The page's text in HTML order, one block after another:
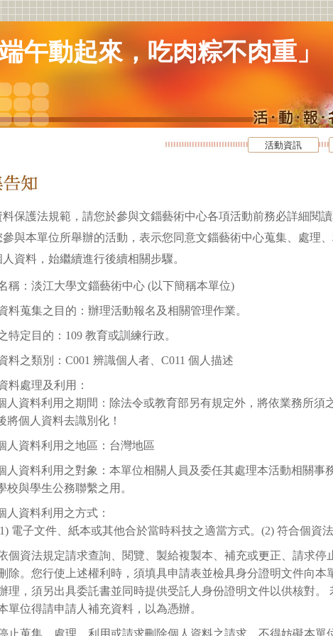
端午動起來，吃肉粽不肉重」
活動資訊
保護法規範，請您於參與文錙藝術中心各項活動前務必詳細閱
與本單位所舉辦的活動，表示您同意文錙藝術中心蒐集、處理
資料，始繼續進行後續相關步驟。
稱：淡江大學文錙藝術中心 (以下簡稱本單位)
料蒐集之目的：辦理活動報名及相關管理作業。
特定目的：109 教育或訓練行政。
料之類別：C001 辨識個人者、C011 個人描述
料處理及利用：
人資料利用之期間：除法令或教育部另有規定外，將依業務所須
將個人資料去識別化！
人資料利用之地區：台灣地區
人資料利用之對象：本單位相關人員及委任其處理本活動相關事
校與學生公務聯繫之用。
人資料利用之方式：
電子文件、紙本或其他合於當時科技之適當方式。(2) 符合個資法
個資法規定請求查詢、閱覽、製給複製本、補充或更正、請求停
除。您行使上述權利時，須填具申請表並檢具身分證明文件向本
理，須另出具委託書並同時提供受託人身份證明文件以供核對。
單位得請申請人補充資料，以為憑辦。
止蒐集、處理、利用或請求刪除個人資料之請求，不得妨礙本單